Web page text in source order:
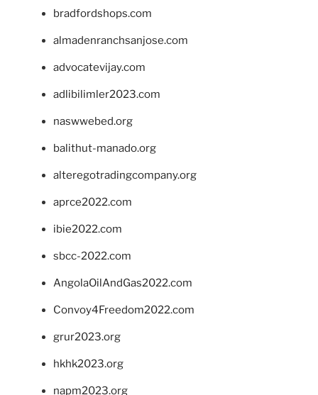
bradfordshops.com
almadenranchsanjose.com
advocatevijay.com
adlibilimler2023.com
naswwebed.org
balithut-manado.org
alteregotradingcompany.org
aprce2022.com
ibie2022.com
sbcc-2022.com
AngolaOilAndGas2022.com
Convoy4Freedom2022.com
grur2023.org
hkhk2023.org
napm2023.org